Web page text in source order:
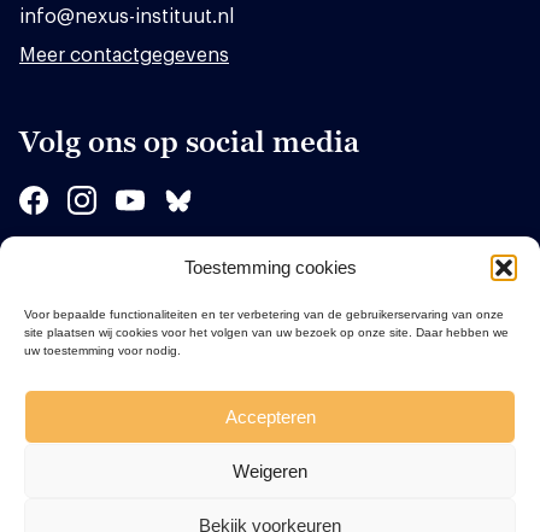
Toestemming cookies
Voor bepaalde functionaliteiten en ter verbetering van de gebruikerservaring van onze
site plaatsen wij cookies voor het volgen van uw bezoek op onze site. Daar hebben we
uw toestemming voor nodig.
Accepteren
Weigeren
Bekijk voorkeuren
info@nexus-instituut.nl
Meer contactgegevens
Volg ons op social media